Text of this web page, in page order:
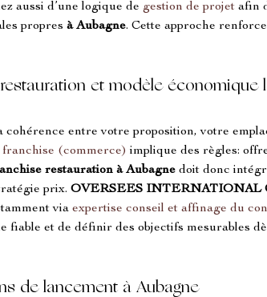
aussi d’une logique de gestion de projet afin
propres à Aubagne. Cette approche
et modèle économique
entre votre proposition, votre
franchise (commerce) implique des règles:
restauration à Aubagne doit donc
prix. OVERSEES INTERNATIONAL
via expertise conseil et affinage du
fiable et de définir des objectifs mesurables
de lancement à Aubagne